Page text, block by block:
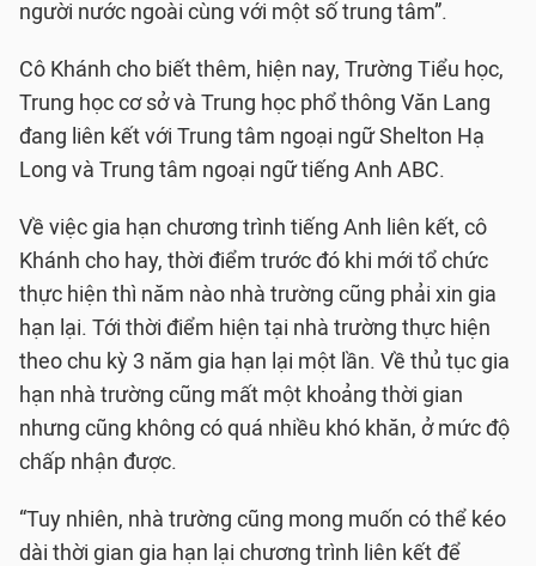
người nước ngoài cùng với một số trung tâm”.
Cô Khánh cho biết thêm, hiện nay, Trường Tiểu học,
Trung học cơ sở và Trung học phổ thông Văn Lang
đang liên kết với Trung tâm ngoại ngữ Shelton Hạ
Long và Trung tâm ngoại ngữ tiếng Anh ABC.
Về việc gia hạn chương trình tiếng Anh liên kết, cô
Khánh cho hay, thời điểm trước đó khi mới tổ chức
thực hiện thì năm nào nhà trường cũng phải xin gia
hạn lại. Tới thời điểm hiện tại nhà trường thực hiện
theo chu kỳ 3 năm gia hạn lại một lần. Về thủ tục gia
hạn nhà trường cũng mất một khoảng thời gian
nhưng cũng không có quá nhiều khó khăn, ở mức độ
chấp nhận được.
“Tuy nhiên, nhà trường cũng mong muốn có thể kéo
dài thời gian gia hạn lại chương trình liên kết để